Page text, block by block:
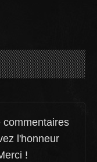
commentaires
l'honneur
!